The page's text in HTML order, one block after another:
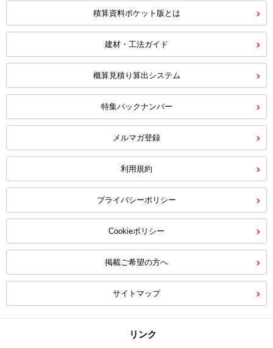
積算資料ポケット版とは
建材・工法ガイド
概算見積り算出システム
特集バックナンバー
メルマガ登録
利用規約
プライバシーポリシー
Cookieポリシー
掲載ご希望の方へ
サイトマップ
リンク